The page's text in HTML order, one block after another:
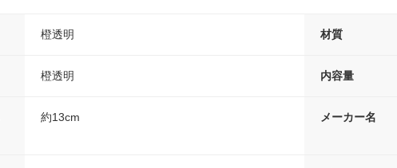
橙透明 材質
橙透明 内容量
約13cm メーカー名